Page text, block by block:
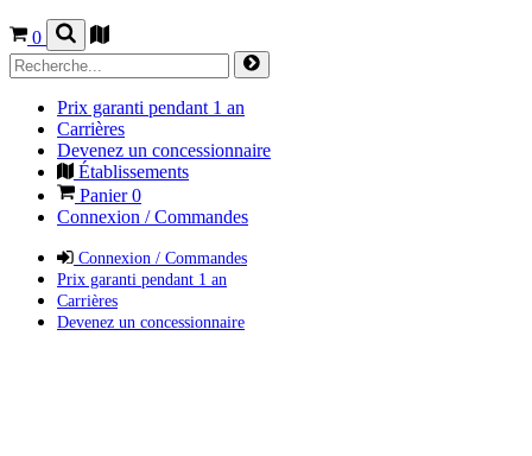
0
Prix garanti pendant 1 an
Carrières
Devenez un concessionnaire
Établissements
Panier0
Connexion / Commandes
Connexion / Commandes
Prix garanti pendant 1 an
Carrières
Devenez un concessionnaire